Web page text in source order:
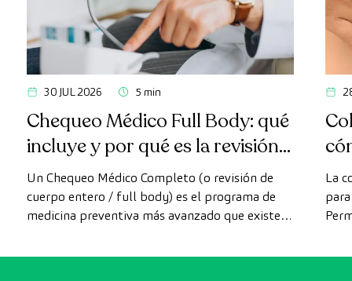
30 JUL 2026 5 min
Chequeo Médico Full Body: qué
incluye y por qué es la revisión
más avanzada
Un Chequeo Médico Completo (o revisión de
cuerpo entero / full body) es el programa de
medicina preventiva más avanzado que existe
convencionales, este chequeo utiliza la
La